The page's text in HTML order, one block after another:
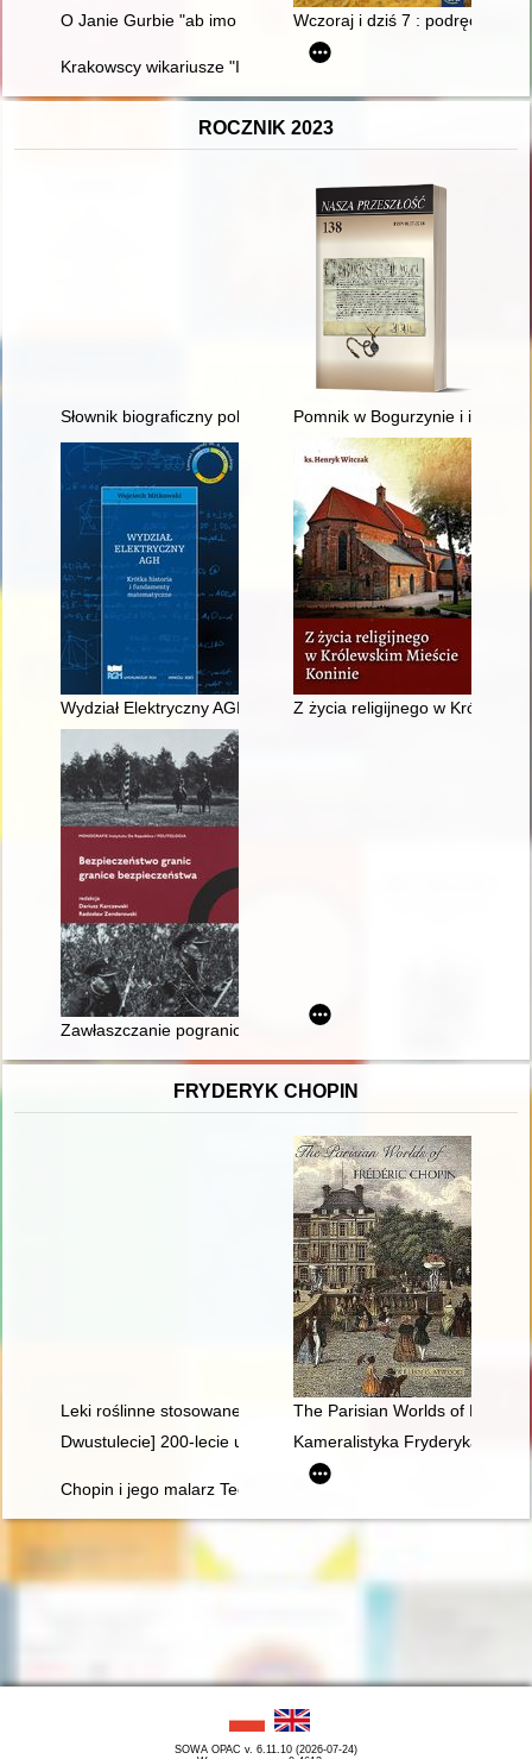
O Janie Gurbie "ab imo pectore"Wczoraj i dziś 7 : podręcznik
Krakowscy wikariusze "In pontificalibus", sufragani i biskupi
ROCZNIK 2023
Słownik biograficzny polskiego obozu narodowego : całość w
Pomnik w Bogurzynie i inne
Wydział Elektryczny AGH : krótka historia i fundamenty
Z życia religijnego w
Zawłaszczanie pogranicza : zwalczanie sowieckiej dywersji i
FRYDERYK CHOPIN
Leki roślinne stosowane w leczeniu Fryderyka Chopina
The Parisian Worlds of
Dwustulecie] 200-lecie urodzin Fryderyka Chopina
Kameralistyka Fryderyka
Chopin i jego malarz Teofil Kwiatkowski (1809-1891).
SOWA OPAC v. 6.11.10 (2026-07-24)